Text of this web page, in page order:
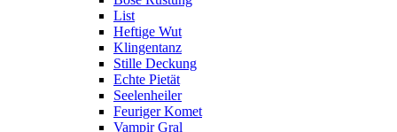
List
Heftige Wut
Klingentanz
Stille Deckung
Echte Pietät
Seelenheiler
Feuriger Komet
Vampir Gral